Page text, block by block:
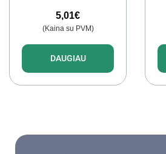
5,01€
(Kaina su PVM)
DAUGIAU